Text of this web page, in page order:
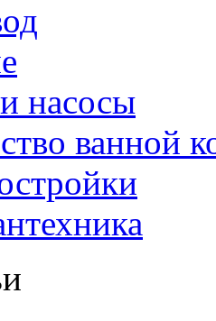
насосы
ванной